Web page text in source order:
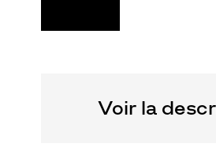
Voir la